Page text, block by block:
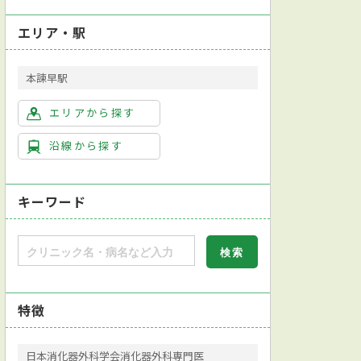
エリア・駅
本諫早駅
エリアから探す
沿線から探す
キーワード
特徴
日本消化器外科学会消化器外科専門医